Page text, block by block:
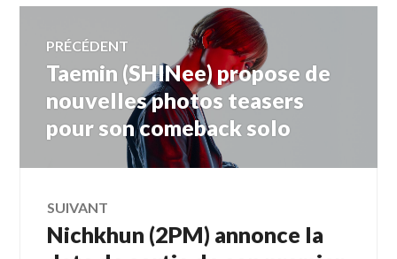
Navigation
de
l’article
PRÉCÉDENT
Article
précédent :
Taemin (SHINee) propose de
nouvelles photos teasers
pour son comeback solo
SUIVANT
Article
Suivant:
Nichkhun (2PM) annonce la